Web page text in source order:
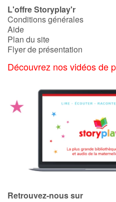
L'offre Storyplay'r
Conditions générales
Aide
Plan du site
Flyer de présentation
Découvrez nos vidéos de
Retrouvez-nous sur